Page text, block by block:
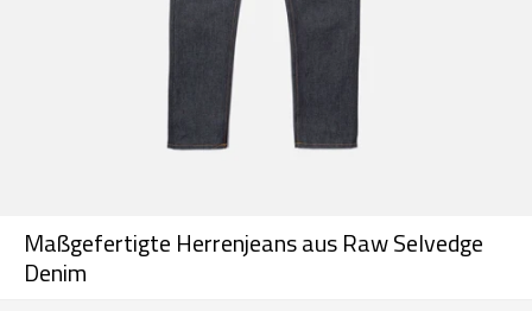
Maßgefertigte Herrenjeans aus Raw Selvedge
Denim